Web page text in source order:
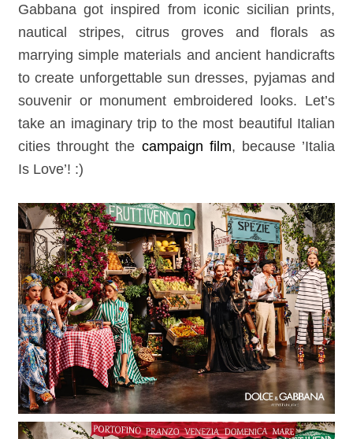
Gabbana got inspired from iconic sicilian prints,
nautical stripes, citrus groves and florals as
marrying simple materials and ancient handicrafts
to create unforgettable sun dresses, pyjamas and
souvenir or monument embroidered looks. Let’s
take an imaginary trip to the most beautiful Italian
cities throught the campaign film, because ’Italia
Is Love’! :)